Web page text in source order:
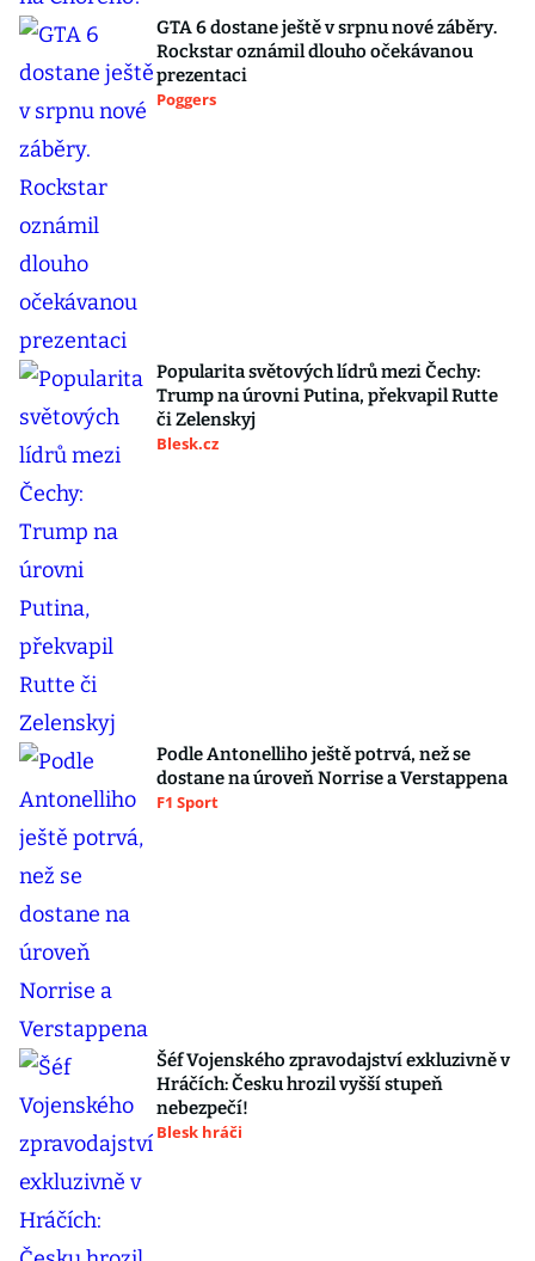
GTA 6 dostane ještě v srpnu nové záběry.
Rockstar oznámil dlouho očekávanou
prezentaci
Poggers
Popularita světových lídrů mezi Čechy:
Trump na úrovni Putina, překvapil Rutte
či Zelenskyj
Blesk.cz
Podle Antonelliho ještě potrvá, než se
dostane na úroveň Norrise a Verstappena
F1 Sport
Šéf Vojenského zpravodajství exkluzivně v
Hráčích: Česku hrozil vyšší stupeň
nebezpečí!
Blesk hráči